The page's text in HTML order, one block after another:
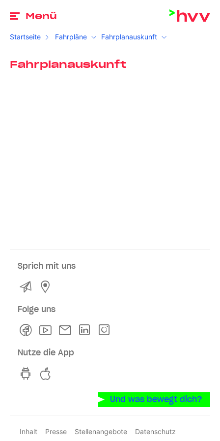
Menü
Startseite Fahrpläne Fahrplanauskunft
Fahrplanauskunft
Sprich mit uns
Kontakt
Folge uns
FacebookYoutubeNewsletterLinkedln
Nutze die App
hvv switch App auf GooglePlay
Und was bewegt dich?
Inhalt Presse Stellenangebote
Datenschutz